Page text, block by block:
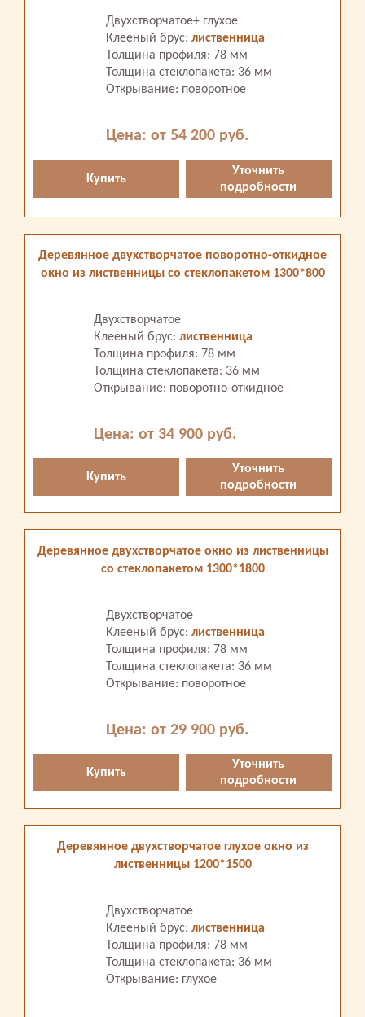
Двухстворчатое+ глухое
Клееный брус: лиственница
Толщина профиля: 78 мм
Толщина стеклопакета: 36 мм
Открывание: поворотное
Цена: от 54 200 руб.
Купить
Уточнить
подробности
Деревянное двухстворчатое поворотно-откидное
окно из лиственницы со стеклопакетом 1300*800
Двухстворчатое
Клееный брус: лиственница
Толщина профиля: 78 мм
Толщина стеклопакета: 36 мм
Открывание: поворотно-откидное
Цена: от 34 900 руб.
Купить
Уточнить
подробности
Деревянное двухстворчатое окно из лиственницы
со стеклопакетом 1300*1800
Двухстворчатое
Клееный брус: лиственница
Толщина профиля: 78 мм
Толщина стеклопакета: 36 мм
Открывание: поворотное
Цена: от 29 900 руб.
Купить
Уточнить
подробности
Деревянное двухстворчатое глухое окно из
лиственницы 1200*1500
Двухстворчатое
Клееный брус: лиственница
Толщина профиля: 78 мм
Толщина стеклопакета: 36 мм
Открывание: глухое